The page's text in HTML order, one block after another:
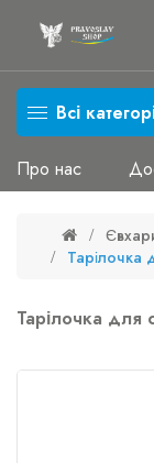
Всі
Про нас
Тарілочка
Тарілочка для